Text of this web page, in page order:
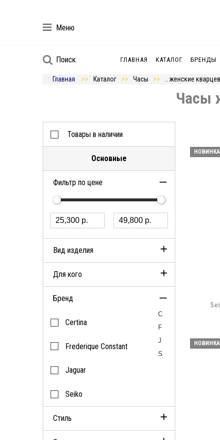
Меню
Поиск ГЛАВНАЯ КАТАЛОГ БРЕНДЫ
Главная Каталог Часы .. женские
Часы
Товары в наличии
Основные
Фильтр по цене
Вид изделия
Наручные часы
Для кого
Женские
Бренд
C
F
J
S
Certina
Frederique Constant
Jaguar
Seiko
Стиль
НОВИНКА
НОВИНКА